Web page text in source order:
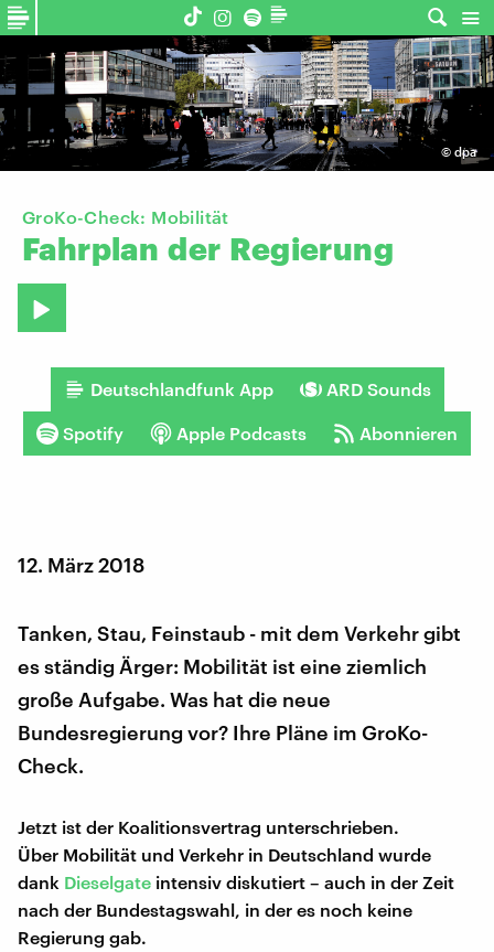
© dpa
GroKo-Check: Mobilität
Fahrplan der Regierung
Deutschlandfunk App ARD Sounds
Spotify Apple Podcasts Abonnieren
12. März 2018
Tanken, Stau, Feinstaub - mit dem Verkehr gibt
es ständig Ärger: Mobilität ist eine ziemlich
große Aufgabe. Was hat die neue
Bundesregierung vor? Ihre Pläne im GroKo-
Check.
Jetzt ist der Koalitionsvertrag unterschrieben.
Über Mobilität und Verkehr in Deutschland wurde
dank Dieselgate intensiv diskutiert – auch in der Zeit
nach der Bundestagswahl, in der es noch keine
Regierung gab.